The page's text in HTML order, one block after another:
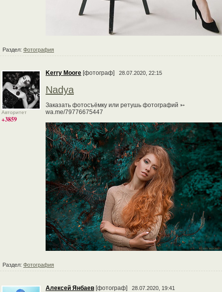
Раздел: Фотография
Авторитет
+3859
Kerry Moore [фотограф] 28.07.2020, 22:15
Nadya
Заказать фотосъёмку или ретушь фотографий ➳
wa.me/79776675447
Раздел: Фотография
Алексей Янбаев [фотограф] 28.07.2020, 19:41